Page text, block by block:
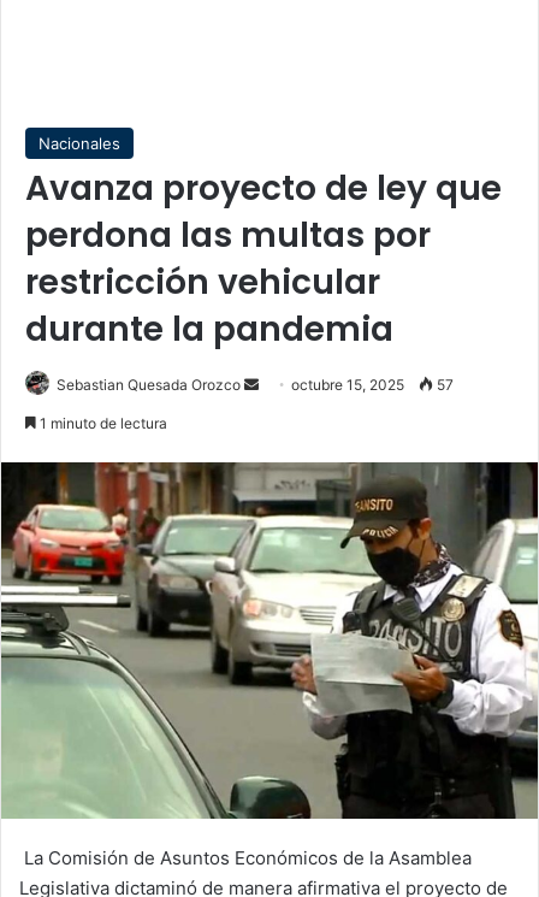
Nacionales
Avanza proyecto de ley que
perdona las multas por
restricción vehicular
durante la pandemia
Sebastian Quesada Orozco
Sendoctubre 15, 2025 57
1 minuto de lectura
La Comisión de Asuntos Económicos de la Asamblea
Legislativa dictaminó de manera afirmativa el proyecto de